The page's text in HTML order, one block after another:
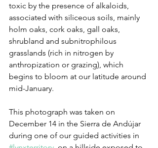
toxic by the presence of alkaloids,
associated with siliceous soils, mainly
holm oaks, cork oaks, gall oaks,
shrubland and subnitrophilous
grasslands (rich in nitrogen by
anthropization or grazing), which
begins to bloom at our latitude around
mid-January.
This photograph was taken on
December 14 in the Sierra de Andújar
during one of our guided activities in